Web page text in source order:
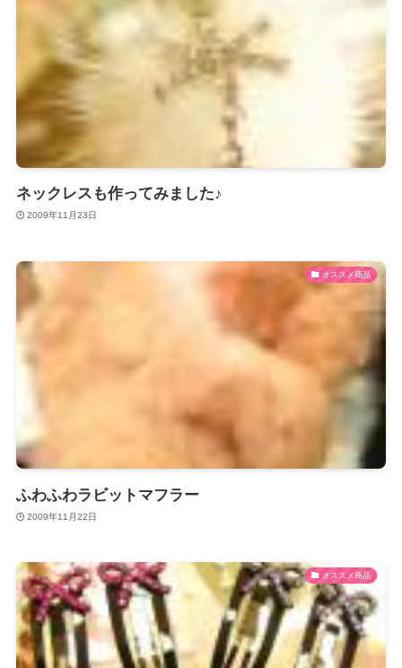
ネックレスも作ってみました♪
2009年11月23日
オススメ商品
ふわふわラビットマフラー
2009年11月22日
オススメ商品